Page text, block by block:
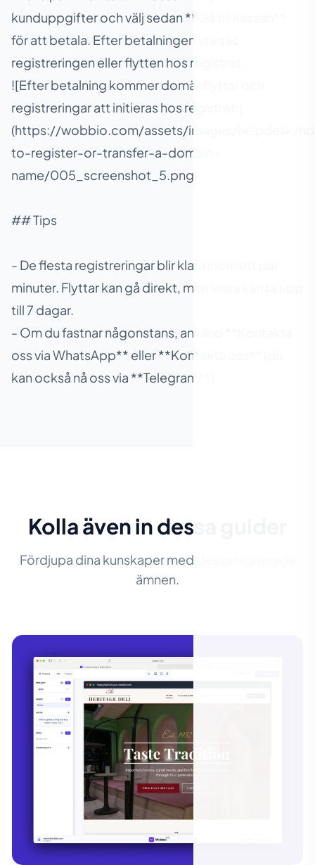
kunduppgifter och välj sedan **Gå till kassan**
för att betala. Efter betalningen startas
registreringen eller flytten hos registret.
![Efter betalning kommer domänflyttar och
registreringar att initieras hos registret.]
(https://wobbio.com/assets/images/helpdesk/
to-register-or-transfer-a-domain-
name/005_screenshot_5.png)
## Tips
- De flesta registreringar blir klara inom ett par
minuter. Flyttar kan gå direkt, men vissa kan ta upp
till 7 dagar.
- Om du fastnar någonstans, använd **Kontakta
oss via WhatsApp** eller **Kontakta oss** (du
kan också nå oss via **Telegram**).
Kolla även in dessa guider
Fördjupa dina kunskaper med dessa relaterade
ämnen.